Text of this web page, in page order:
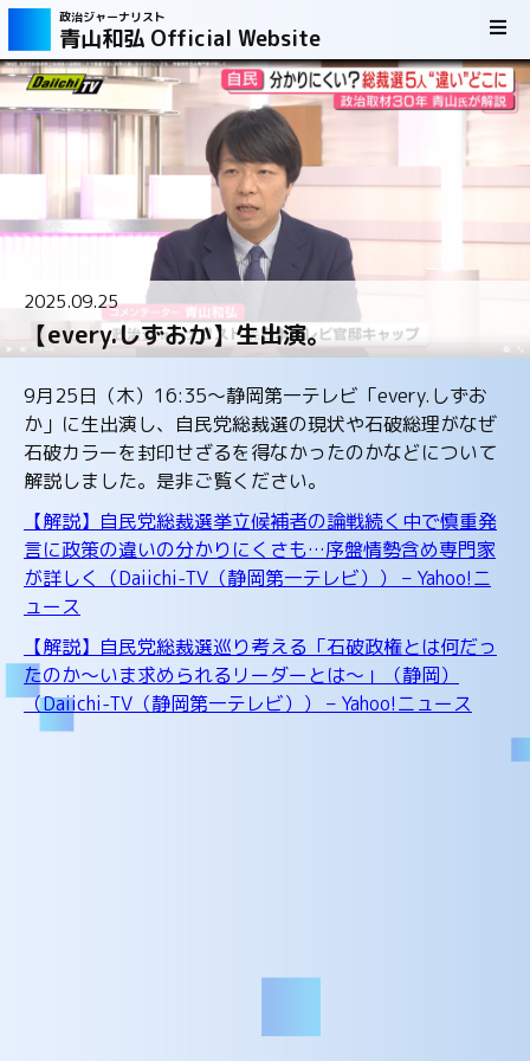
政治ジャーナリスト
青山和弘 Official Website
2025.09.25
【every.しずおか】生出演。
9月25日（木）16:35～静岡第一テレビ「every.しずお
か」に生出演し、自民党総裁選の現状や石破総理がなぜ
石破カラーを封印せざるを得なかったのかなどについて
解説しました。是非ご覧ください。
【解説】自民党総裁選挙立候補者の論戦続く中で慎重発
言に政策の違いの分かりにくさも…序盤情勢含め専門家
が詳しく（Daiichi-TV（静岡第一テレビ）） – Yahoo!ニ
ュース
【解説】自民党総裁選巡り考える「石破政権とは何だっ
たのか～いま求められるリーダーとは～」（静岡）
（Daiichi-TV（静岡第一テレビ）） – Yahoo!ニュース